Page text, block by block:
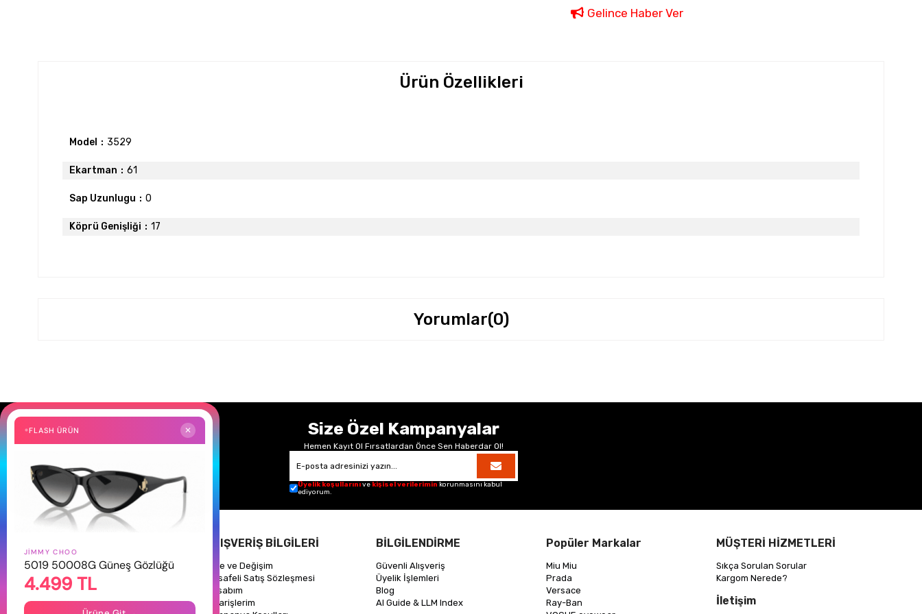
Gelince Haber Ver
Ürün Özellikleri
Model 3529
Ekartman 61
Sap Uzunlugu 0
Köprü Genişliği 17
Yorumlar(0)
Size Özel Kampanyalar
Hemen Kayıt Ol Fırsatlardan Önce Sen Haberdar Ol!
Üyelik koşullarınıve kişisel verilerimin korunmasını kabul
ediyorum.
Hakkımızda
Gizlilik Politikası
İletişim
Mağazalarımız
ALIŞVERİŞ BİLGİLERİ
İade ve Değişim
Mesafeli Satış Sözleşmesi
Hesabım
Siparişlerim
BİLGİLENDİRME
Güvenli Alışveriş
Üyelik İşlemleri
Blog
AI Guide & LLM Index
Popüler Markalar
Miu Miu
Prada
Versace
Ray-Ban
MÜŞTERİ HİZMETLERİ
Sıkça Sorulan Sorular
Kargom Nerede?
İletişim
FLASH ÜRÜN ✕
JIMMY CHOO
5019 50008G Güneş Gözlüğü
4.499 TL